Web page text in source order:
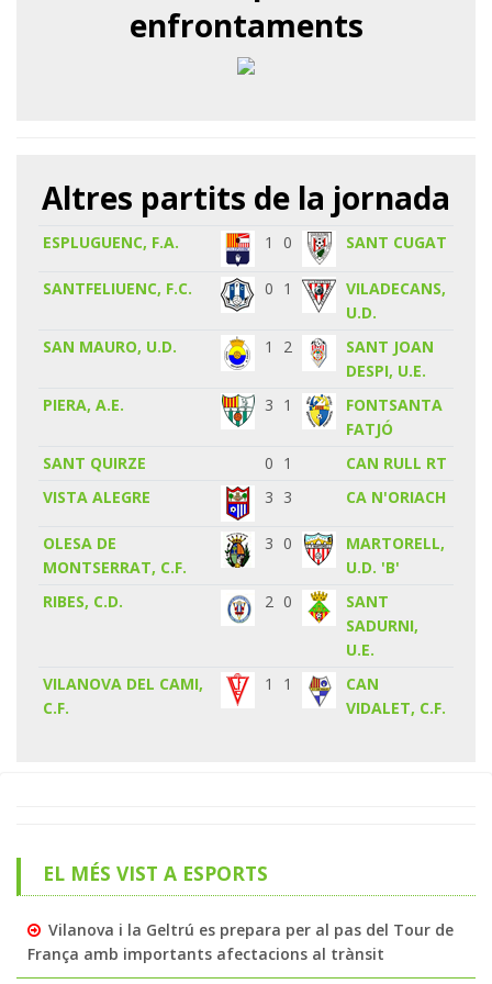
enfrontaments
Altres partits de la jornada
ESPLUGUENC, F.A. 1 0 SANT CUGAT
SANTFELIUENC, F.C. 0 1
VILADECANS,
U.D.
SAN MAURO, U.D.
1 2
SANT JOAN
DESPI, U.E.
PIERA, A.E.
3 1
FONTSANTA
FATJÓ
SANT QUIRZE
0 1
CAN RULL RT
VISTA ALEGRE
3 3 CA N'ORIACH
OLESA DE
MONTSERRAT, C.F.
3 0
MARTORELL,
U.D. 'B'
RIBES, C.D.
2 0
SANT
SADURNI,
U.E.
VILANOVA DEL CAMI,
C.F.
1 1
CAN
VIDALET, C.F.
EL MÉS VIST A ESPORTS
Vilanova i la Geltrú es prepara per al pas del Tour de
França amb importants afectacions al trànsit